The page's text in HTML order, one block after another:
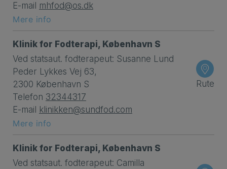
E-mail mhfod@os.dk
Mere info
Klinik for Fodterapi, København S
Ved statsaut. fodterapeut: Susanne Lund
Peder Lykkes Vej 63,
2300 København S
Telefon 32344317
E-mail
klinikken@sundfod.com
Mere info
Rute
Klinik for Fodterapi, København S
Ved statsaut. fodterapeut: Camilla